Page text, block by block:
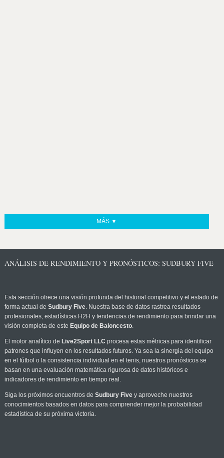
MÁS ▼
ANÁLISIS DE RENDIMIENTO Y PRONÓSTICOS: SUDBURY FIVE
Esta sección ofrece una visión profunda del historial competitivo y el estado de
forma actual de Sudbury Five. Nuestra base de datos rastrea resultados
profesionales, estadísticas H2H y tendencias de rendimiento para brindar una
visión completa de este Equipo de Baloncesto.
El motor analítico de Live2Sport LLC procesa estas métricas para identificar
patrones que influyen en los resultados futuros. Ya sea la sinergia del equipo
en el fútbol o la consistencia individual en el tenis, nuestros pronósticos se
basan en una evaluación matemática rigurosa de datos históricos e
indicadores de rendimiento en tiempo real.
Siga los próximos encuentros de Sudbury Fivey aproveche nuestros
conocimientos basados en datos para comprender mejor la probabilidad
estadística de su próxima victoria.